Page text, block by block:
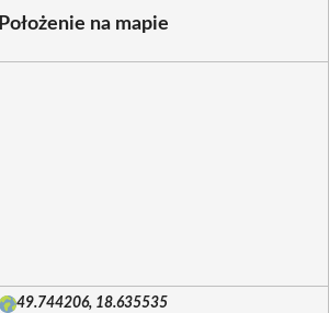
Położenie na mapie
49.744206, 18.635535